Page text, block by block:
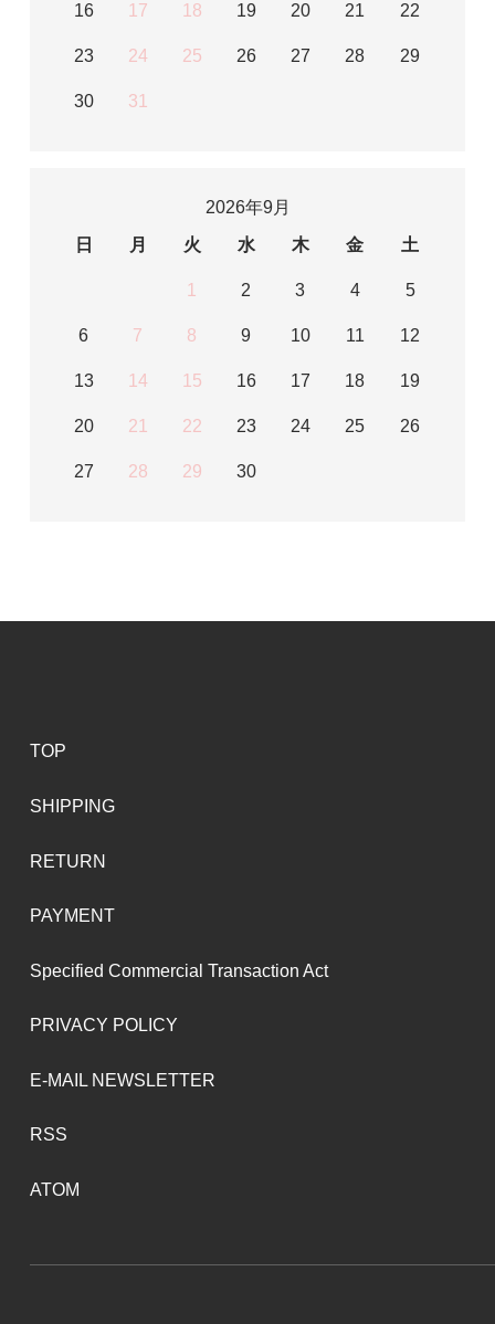
16 17 18 19 20 21 22
23 24 25 26 27 28 29
30 31
2026年9月
日
月 火 水 木 金 土
1 2 3 4 5
6 7 8 9 10 11 12
13 14 15 16 17 18 19
20 21 22 23 24 25 26
27 28 29 30
TOP
SHIPPING
RETURN
PAYMENT
Specified Commercial Transaction Act
PRIVACY POLICY
E-MAIL NEWSLETTER
RSS
ATOM